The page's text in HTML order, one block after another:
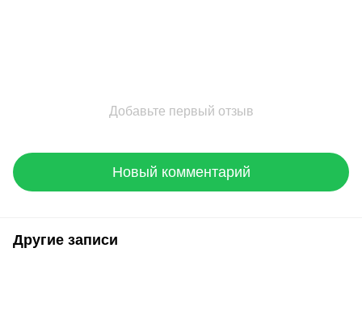
Добавьте первый отзыв
Новый комментарий
Другие записи